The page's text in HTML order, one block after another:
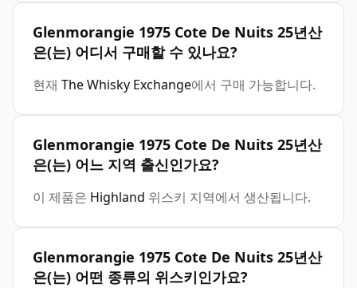
Glenmorangie 1975 Cote De Nuits 25년산
은(는) 어디서 구매할 수 있나요?
현재 The Whisky Exchange에서 구매 가능합니다.
Glenmorangie 1975 Cote De Nuits 25년산
은(는) 어느 지역 출신인가요?
이 제품은 Highland 위스키 지역에서 생산됩니다.
Glenmorangie 1975 Cote De Nuits 25년산
은(는) 어떤 종류의 위스키인가요?